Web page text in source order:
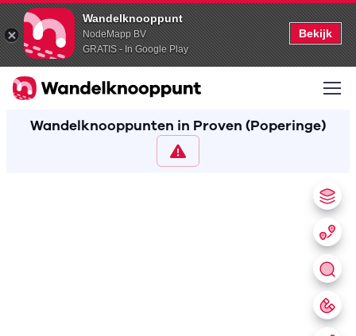
Wandelknooppunt
NodeMapp BV
GRATIS - In Google Play
Bekijk
Wandelknooppunten in Proven (Poperinge)